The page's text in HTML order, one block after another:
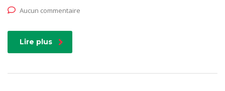
Aucun commentaire
Lire plus